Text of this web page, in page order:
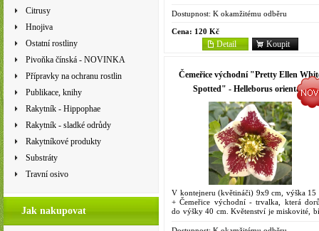
Citrusy
Hnojiva
Ostatní rostliny
Pivoňka čínská - NOVINKA
Přípravky na ochranu rostlin
Publikace, knihy
Rakytník - Hippophae
Rakytník - sladké odrůdy
Rakytníkové produkty
Substráty
Travní osivo
Jak nakupovat
prosinci,...
Dostupnost: K okamžitému odběru
Cena: 120 Kč
Koupit
Detail
Čemeřice východní "Pretty Ellen
Spotted" - Helleborus orientalis
V kontejneru (květináči) 9x9 cm, výška 15
+ Čemeřice východní - trvalka, která
do výšky 40 cm. Květenství je miskovité,